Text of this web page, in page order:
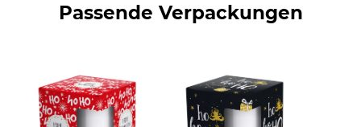
Passende Verpackungen